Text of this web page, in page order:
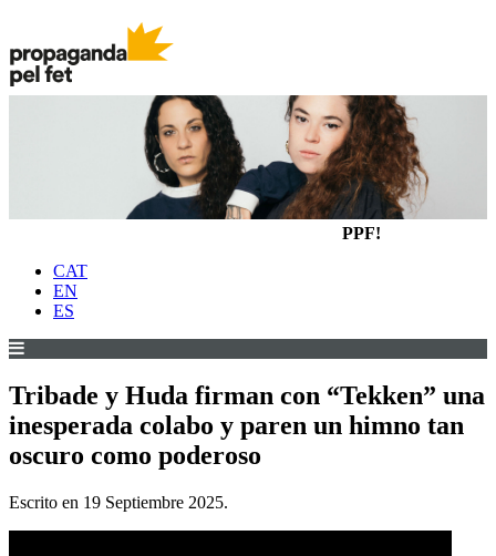
PPF!
CAT
EN
ES
Tribade y Huda firman con “Tekken” una
inesperada colabo y paren un himno tan
oscuro como poderoso
Escrito en 19 Septiembre 2025.